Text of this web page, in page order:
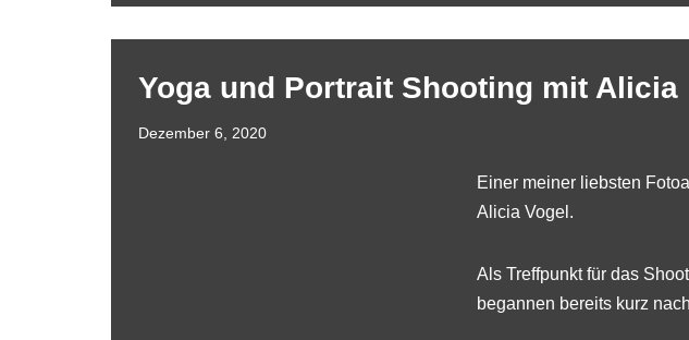
Yoga und Portrait Shooting mit Alicia
Dezember 6, 2020
Einer meiner liebsten
Alicia Vogel .
Als Treffpunkt für das
begannen bereits kurz